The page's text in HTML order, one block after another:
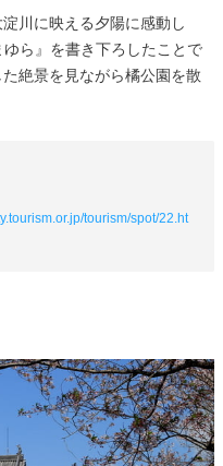
川に映える夕陽に感動し
ら』を書き下ろしたことで
絶景を見ながら橘公園を散
tourism/spot/22.ht